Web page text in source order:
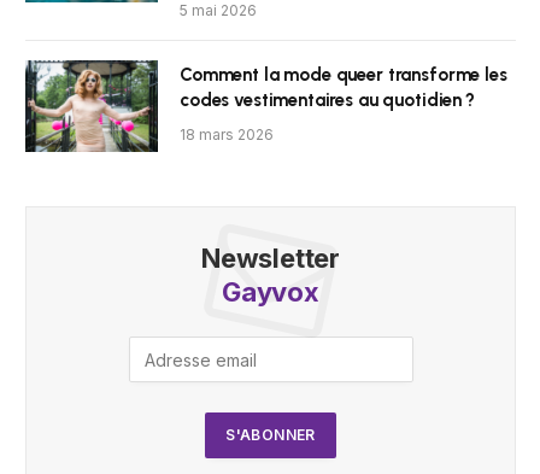
5 mai 2026
Comment la mode queer transforme les
codes vestimentaires au quotidien ?
18 mars 2026
Newsletter
Gayvox